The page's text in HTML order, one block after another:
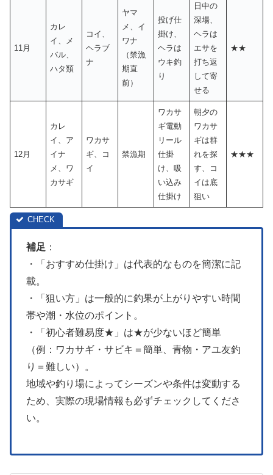
11月
カレ
イ、メ
バル、
ハタ類
コイ、
ヘラブ
ナ
ヤマ
メ、イ
ワナ
（禁漁
期直
前）
投げ仕
掛け、
ヘラは
ウキ釣
り
日中の
深場、
ヘラは
エサを
打ち返
して寄
せる
★★
12月
カレ
イ、ア
イナ
メ、ワ
カサギ
ワカサ
ギ、コ
イ
禁漁期
ワカサ
ギ電動
リール
仕掛
け、吸
い込み
仕掛け
朝夕の
ワカサ
ギは群
れを探
す、コ
イは底
狙い
★★★
補足 ：
・「おすすめ仕掛け」は代表的なものを簡潔に記
載。
・「狙い方」は一般的に釣果が上がりやすい時間
帯や潮・水位のポイント。
・「初心者難易度★」は★が少ないほど簡単
（例：ワカサギ・サビキ＝簡単、青物・アユ友釣
り＝難しい）。
地域や釣り場によってシーズンや条件は変動する
ため、実際の現場情報も必ずチェックしてくださ
い。